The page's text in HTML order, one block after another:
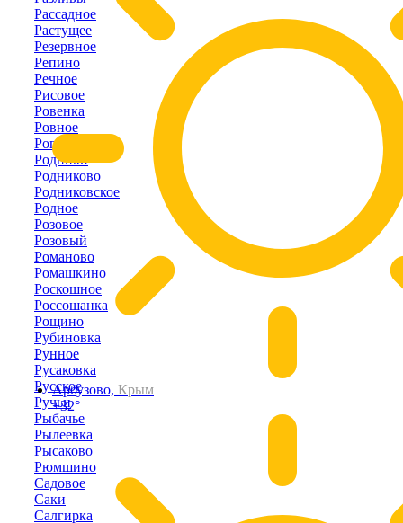
Арбузово, Крым
+32°
Рассадное
Растущее
Резервное
Репино
Речное
Рисовое
Ровенка
Ровное
Рогово
Родники
Родниково
Родниковское
Родное
Розовое
Розовый
Романово
Ромашкино
Роскошное
Россошанка
Рощино
Рубиновка
Рунное
Русаковка
Русское
Ручьи
Рыбачье
Рылеевка
Рысаково
Рюмшино
Садовое
Саки
Салгирка